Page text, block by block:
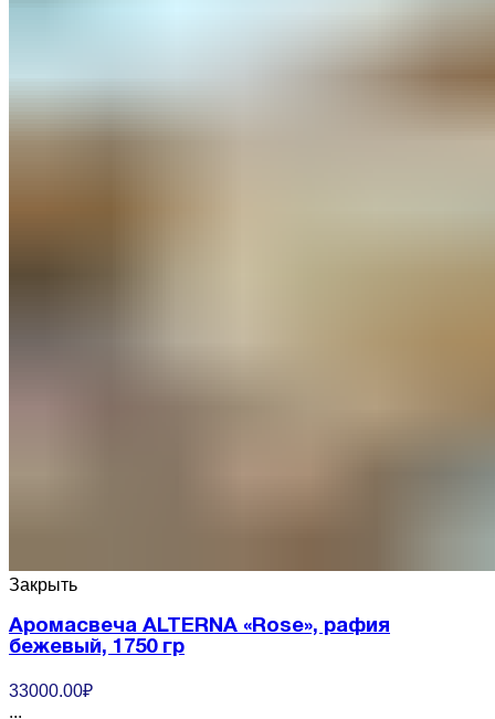
Закрыть
Аромасвеча ALTERNA «Rose», рафия
бежевый, 1750 гр
33000.00₽
...